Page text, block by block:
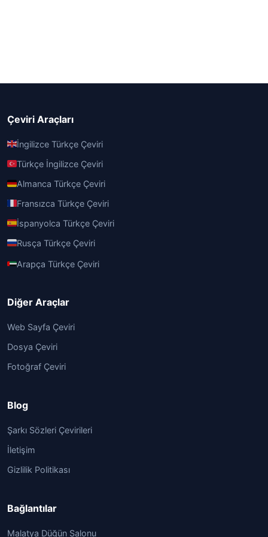
Çeviri Araçları
İngilizce Türkçe Çeviri
Türkçe İngilizce Çeviri
Almanca Türkçe Çeviri
Fransızca Türkçe Çeviri
İspanyolca Türkçe Çeviri
Rusça Türkçe Çeviri
Arapça Türkçe Çeviri
Diğer Araçlar
Web Sayfa Çeviri
Dosya Çeviri
Fotoğraf Çeviri
Blog
Şarkı Sözleri Çevirileri
İletişim
Gizlilik Politikası
Bağlantılar
Malatya Düğün Salonu